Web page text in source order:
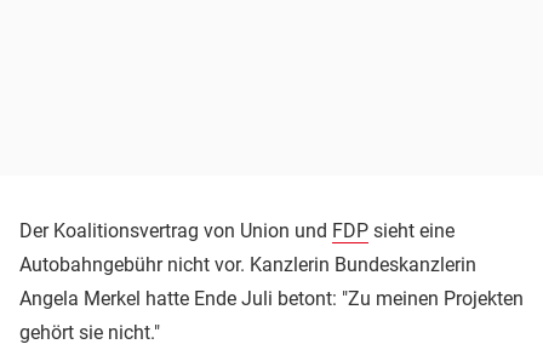
Der Koalitionsvertrag von Union und FDP sieht eine
Autobahngebühr nicht vor. Kanzlerin Bundeskanzlerin
Angela Merkel hatte Ende Juli betont: "Zu meinen Projekten
gehört sie nicht."